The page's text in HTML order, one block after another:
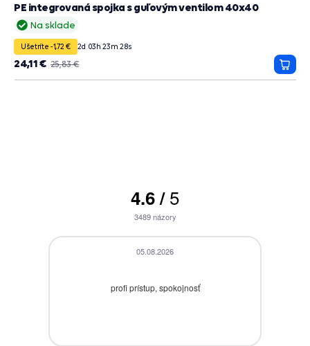
Na sklade
PE integrovaná spojka s guľovým ventilom 40x40
Ušetríte -1,72 € 2d 03h 23m 27s
25,83 €
24,11 €
do
4.6/5